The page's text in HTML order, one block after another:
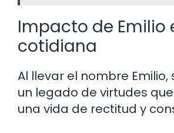
Impacto de Emilio
cotidiana
Al llevar el nombre Emilio,
un legado de virtudes
una vida de rectitud y